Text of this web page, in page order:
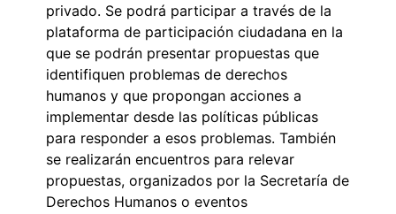
privado. Se podrá participar a través de la
plataforma de participación ciudadana en la
que se podrán presentar propuestas que
identifiquen problemas de derechos
humanos y que propongan acciones a
implementar desde las políticas públicas
para responder a esos problemas. También
se realizarán encuentros para relevar
propuestas, organizados por la Secretaría de
Derechos Humanos o eventos